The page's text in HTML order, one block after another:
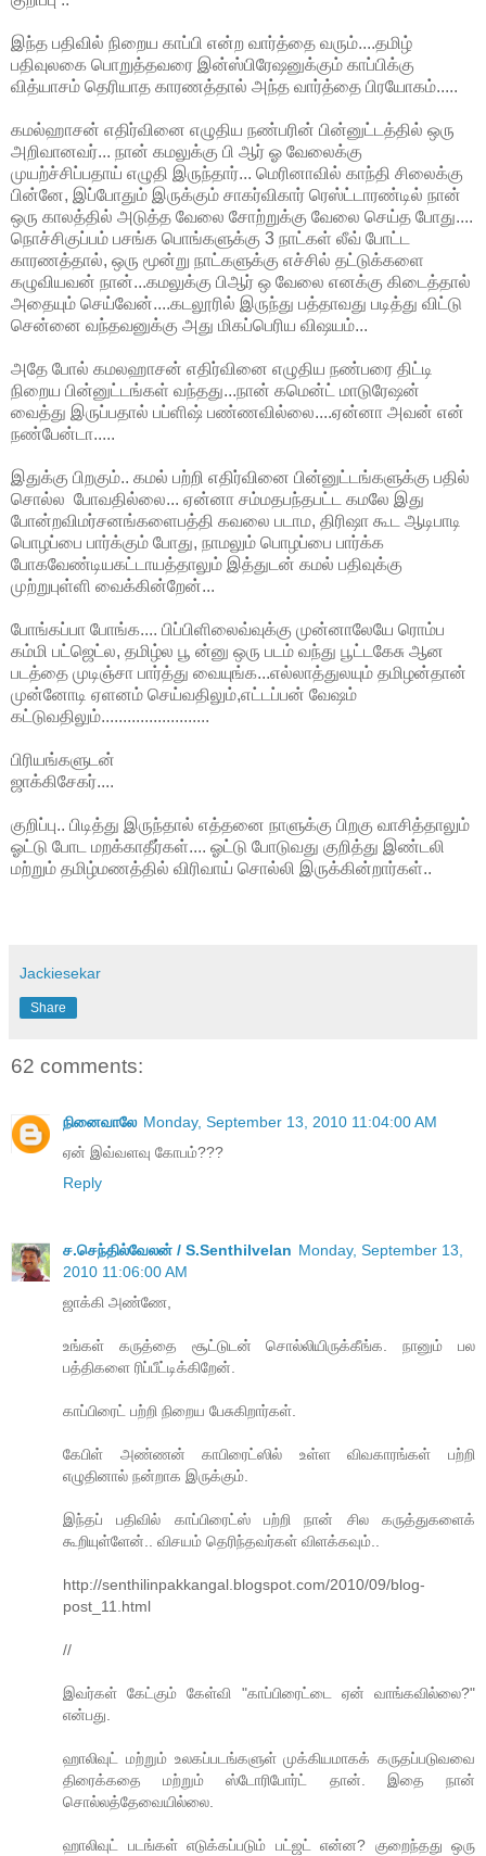
இந்த பதிவில் நிறைய காப்பி என்ற வார்த்தை வரும்....தமிழ்
பதிவுலகை பொறுத்தவரை இன்ஸ்பிரேஷனுக்கும் காப்பிக்கு
வித்யாசம் தெரியாத காரணத்தால் அந்த வார்த்தை பிரயோகம்.....
கமல்ஹாசன் எதிர்வினை எழுதிய நண்பரின் பின்னுட்டத்தில் ஒரு
அறிவானவர்... நான் கமலுக்கு பி ஆர் ஓ வேலைக்கு
முயற்ச்சிப்பதாய் எழுதி இருந்தார்... மெரினாவில் காந்தி சிலைக்கு
பின்னே, இப்போதும் இருக்கும் சாகர்விகார் ரெஸ்ட்டாரண்டில் நான்
ஒரு காலத்தில் அடுத்த வேலை சோற்றுக்கு வேலை செய்த போது....
நொச்சிகுப்பம் பசங்க பொங்களுக்கு 3 நாட்கள் லீவ் போட்ட
காரணத்தால், ஒரு மூன்று நாட்களுக்கு எச்சில் தட்டுக்களை
கழுவியவன் நான்...கமலுக்கு பிஆர் ஒ வேலை எனக்கு கிடைத்தால்
அதையும் செய்வேன்....கடலூரில் இருந்து பத்தாவது படித்து விட்டு
சென்னை வந்தவனுக்கு அது மிகப்பெரிய விஷயம்...
அதே போல் கமலஹாசன் எதிர்வினை எழுதிய நண்பரை திட்டி
நிறைய பின்னுட்டங்கள் வந்தது...நான் கமென்ட் மாடுரேஷன்
வைத்து இருப்பதால் பப்ளிஷ் பண்ணவில்லை....ஏன்னா அவன் என்
நண்பேன்டா.....
இதுக்கு பிறகும்.. கமல் பற்றி எதிர்வினை பின்னுட்டங்களுக்கு பதில்
சொல்ல போவதில்லை... ஏன்னா சம்மதபந்தபட்ட கமலே இது
போன்றவிமர்சனங்களைபத்தி கவலை படாம, திரிஷா கூட ஆடிபாடி
பொழப்பை பார்க்கும் போது, நாமலும் பொழப்பை பார்க்க
போகவேண்டியகட்டாயத்தாலும் இத்துடன் கமல் பதிவுக்கு
முற்றுபுள்ளி வைக்கின்றேன்...
போங்கப்பா போங்க.... பிப்பிளிலைவ்வுக்கு முன்னாலேயே ரொம்ப
கம்மி பட்ஜெட்ல, தமிழ்ல பூ ன்னு ஒரு படம் வந்து பூட்டகேசு ஆன
படத்தை முடிஞ்சா பார்த்து வையுங்க...எல்லாத்துலயும் தமிழன்தான்
முன்னோடி ஏளனம் செய்வதிலும்,எட்டப்பன் வேஷம்
கட்டுவதிலும்.........................
பிரியங்களுடன்
ஜாக்கிசேகர்....
குறிப்பு.. பிடித்து இருந்தால் எத்தனை நாளுக்கு பிறகு வாசித்தாலும்
ஓட்டு போட மறக்காதீர்கள்.... ஓட்டு போடுவது குறித்து இண்டலி
மற்றும் தமிழ்மணத்தில் விரிவாய் சொல்லி இருக்கின்றார்கள்..
Jackiesekar
Share
62 comments:
நினைவாலே Monday, September 13, 2010 11:04:00 AM
ஏன் இவ்வளவு கோபம்???
Reply
ச.செந்தில்வேலன் / S.Senthilvelan Monday, September 13,
2010 11:06:00 AM
ஜாக்கி அண்ணே,
உங்கள் கருத்தை சூட்டுடன் சொல்லியிருக்கீங்க. நானும் பல
பத்திகளை ரிப்பீட்டிக்கிறேன்.
காப்பிரைட் பற்றி நிறைய பேசுகிறார்கள்.
கேபிள் அண்ணன் காபிரைட்ஸில் உள்ள விவகாரங்கள் பற்றி
எழுதினால் நன்றாக இருக்கும்.
இந்தப் பதிவில் காப்பிரைட்ஸ் பற்றி நான் சில கருத்துகளைக்
கூறியுள்ளேன்.. விசயம் தெரிந்தவர்கள் விளக்கவும்..
http://senthilinpakkangal.blogspot.com/2010/09/blog-
post_11.html
//
இவர்கள் கேட்கும் கேள்வி "காப்பிரைட்டை ஏன் வாங்கவில்லை?"
என்பது.
ஹாலிவுட் மற்றும் உலகப்படங்களுள் முக்கியமாகக் கருதப்படுவவை
திரைக்கதை மற்றும் ஸ்டோரிபோர்ட் தான். இதை நான்
சொல்லத்தேவையில்லை.
ஹாலிவுட் படங்கள் எடுக்கப்படும் பட்ஜட் என்ன? குறைந்தது ஒரு